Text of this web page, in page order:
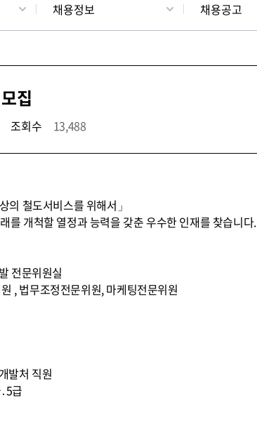
채용정보 채용공고
집
조회수 13,488
의 철도서비스를 위해서」
를 개척할 열정과 능력을 갖춘 우수한 인재를 찾습니다.
전문위원실
, 법무조정전문위원, 마케팅전문위원
발처 직원
급